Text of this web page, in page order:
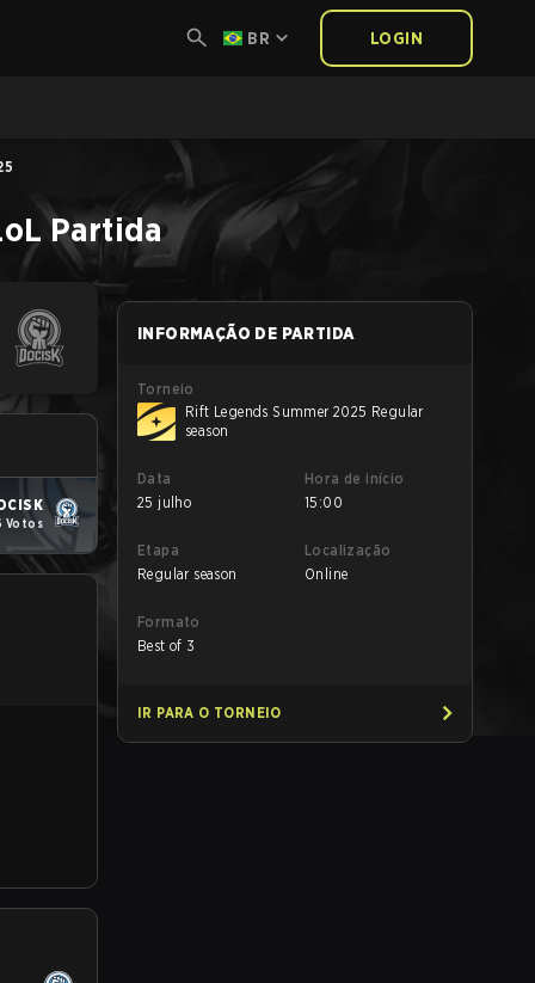
BR LOGIN
Partida
Votos
INFORMAÇÃO DE PARTIDA
Torneio
Rift Legends Summer 2025 Regular
season
Data
25 julho
Hora de início
15:00
Etapa
Regular season
Localização
Online
Formato
Best of 3
IR PARA O TORNEIO